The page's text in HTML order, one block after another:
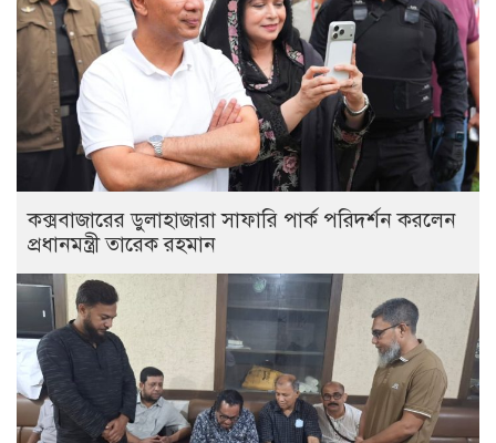
কক্সবাজারের ডুলাহাজারা সাফারি পার্ক পরিদর্শন করলেন
প্রধানমন্ত্রী তারেক রহমান